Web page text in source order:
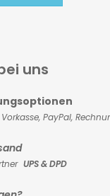
uns
PayPal,
UPS & DPD